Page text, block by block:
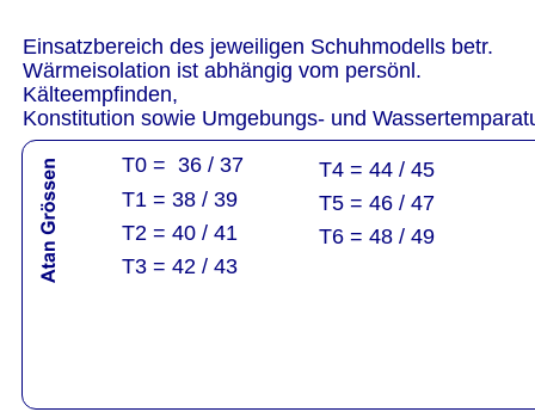
T0 =  36 / 37
T1 = 38 / 39
T2 = 40 / 41
T3 = 42 / 43
T4 = 44 / 45
T5 = 46 / 47
T6 = 48 / 49
Einsatzbereich des jeweiligen Schuhmodells betr.
Wärmeisolation ist abhängig vom persönl.
Kälteempfinden,
Konstitution sowie Umgebungs- und